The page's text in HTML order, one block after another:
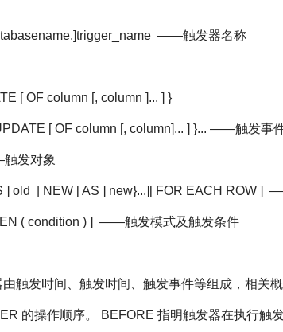
——触发器名称
[ OF column [, column ]... ] }
[ OF column [, column]... ] }... ——触发事
发对象
] old | NEW [ AS ] new}...][ FOR EACH ROW ]
( condition ) ] ——触发模式及触发条件
触发时间、触发时间、触发事件等组成，相关概
的操作顺序。 BEFORE 指明触发器在执行触